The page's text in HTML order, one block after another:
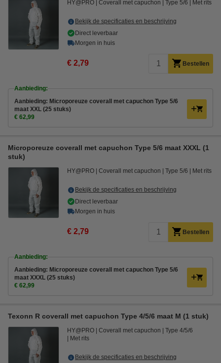
HY@PRO Coverall met capuchon Type 5/6 Met rits
Bekijk de specificaties en beschrijving
Direct leverbaar
Morgen in huis
€ 2,79 Bestellen
Aanbieding:
Aanbieding: Microporeuze coverall met capuchon Type 5/6
maat XXL (25 stuks)
€ 62,99
Microporeuze coverall met capuchon Type 5/6 maat XXXL (1
stuk)
HY@PRO Coverall met capuchon Type 5/6 Met rits
Bekijk de specificaties en beschrijving
Direct leverbaar
Morgen in huis
€ 2,79 Bestellen
Aanbieding:
Aanbieding: Microporeuze coverall met capuchon Type 5/6
maat XXXL (25 stuks)
€ 62,99
Texonn R coverall met capuchon Type 4/5/6 maat M (1 stuk)
HY@PRO Coverall met capuchon
Type 4/5/6
Met rits
Bekijk de specificaties en beschrijving